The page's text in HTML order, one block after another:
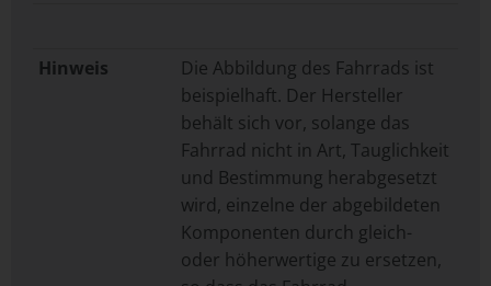
Hinweis
Die Abbildung des Fahrrads ist
beispielhaft. Der Hersteller
behält sich vor, solange das
Fahrrad nicht in Art, Tauglichkeit
und Bestimmung herabgesetzt
wird, einzelne der abgebildeten
Komponenten durch gleich-
oder höherwertige zu ersetzen,